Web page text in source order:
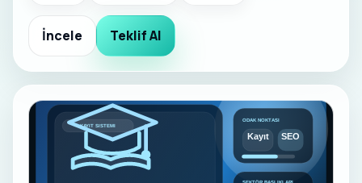
İncele Teklif Al